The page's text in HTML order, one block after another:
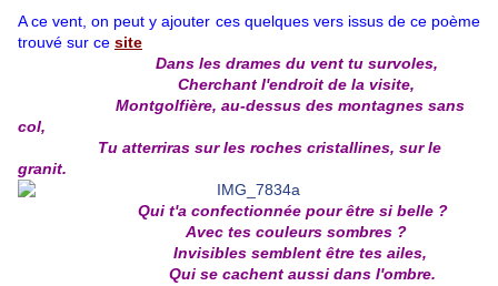
A ce vent, on peut y ajouter ces quelques vers issus de ce poème
trouvé sur ce site
Dans les drames du vent tu survoles,
Cherchant l'endroit de la visite,
Montgolfière, au-dessus des montagnes sans
col,
Tu atterriras sur les roches cristallines, sur le
granit.
Qui t'a confectionnée pour être si belle ?
Avec tes couleurs sombres ?
Invisibles semblent être tes ailes,
Qui se cachent aussi dans l'ombre.